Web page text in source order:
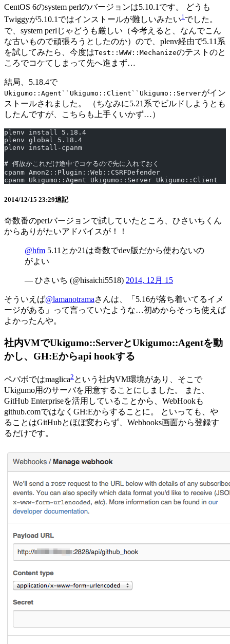
CentOS 6のsystem perlのバージョンは5.10.1です。 どうも
Twiggyが5.10.1ではインストールが難しいみたい1でした。
で、system perlじゃどうも厳しい（今考えると、なんでこん
な古いもので頑張ろうとしたのか）ので、plenv経由で5.11系
を試してみたら、今度はTest::WWW::Mechanizeのテストのと
ころでコケてしまって先へ進まず…
結局、5.18.4で
Ukigumo::Agent``Ukigumo::Client``Ukigumo::Serverがイン
ストールされました。 （ちなみに5.21系でビルドしようとも
したんですが、こちらも上手くいかず…）
plenv install 5.18.4
plenv global 5.18.4
plenv install-cpanm
# 何故かこれだけ途中でコケるので先に入れておく
cpanm Amon2::Plugin::Web::CSRFDefender
cpanm Ukigumo::Agent Ukigumo::Server Ukigumo::Client
2014/12/15 23:29追記
奇数番のperlバージョンで試していたところ、ひさいちくん
からありがたいアドバイスが！！
@hfm 5.11とか21は奇数でdev版だから使わないの
がよい
— ひさいち (@hisaichi5518) 2014, 12月 15
そういえば@lamanotramaさんは、「5.16が落ち着いてるイメ
ージがある」って言っていたような…初めからそっち使えば
よかったんや。
社内VMでUkigumo::ServerとUkigumo::Agentを動
かし、GH:Eからapi hookする
ペパボではmaglica2 という社内VM環境があり、そこで
Ukigumo用のサーバを用意することにしました。 また、
GitHub Enterpriseを活用していることから、WebHookも
github.comではなくGH:Eからすることに。 といっても、や
ることはGitHubとほぼ変わらず、Webhooks画面から登録す
るだけです。